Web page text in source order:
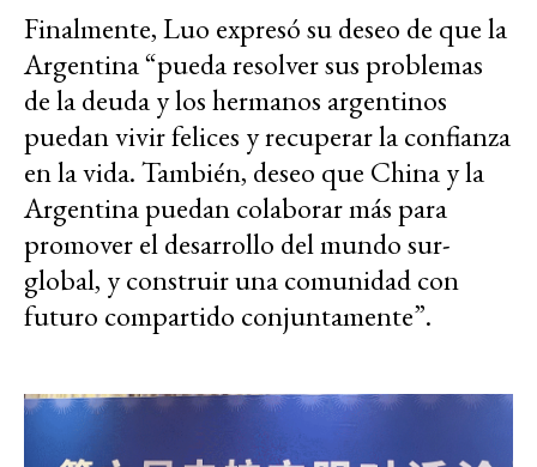
Finalmente, Luo expresó su deseo de que la
Argentina “pueda resolver sus problemas
de la deuda y los hermanos argentinos
puedan vivir felices y recuperar la confianza
en la vida. También, deseo que China y la
Argentina puedan colaborar más para
promover el desarrollo del mundo sur-
global, y construir una comunidad con
futuro compartido conjuntamente”.